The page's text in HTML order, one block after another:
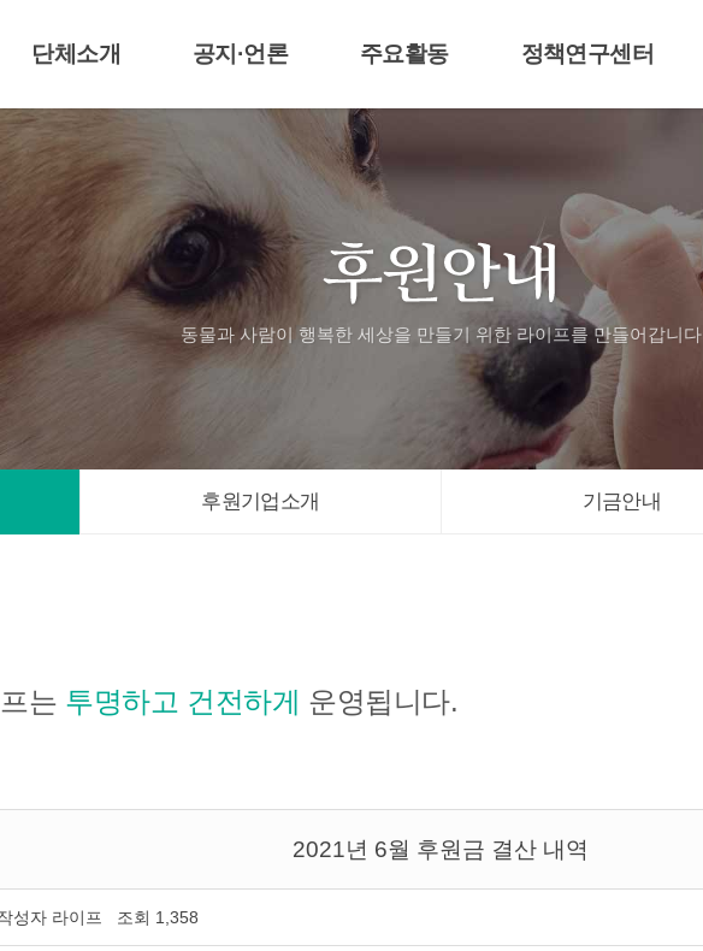
단체소개
미션·비전
조직도
대표인사말
임원진
공지·언론 주요활동
라이프티비
애니멀봐
3677 동물구조대
활동자료
입양신청
정책연구센터
동물과 사람이 행복한 세상을 만들기 위한 라이프를 만들어갑니다
후원기업소개 기금안내
는 투명하고 건전하게 운영됩니다.
2021년 6월 후원금 결산 내역
성자 라이프 조회 1,358